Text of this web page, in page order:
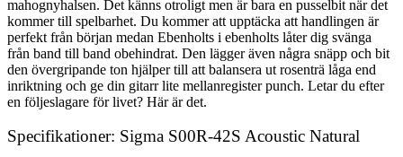
mahognyhalsen. Det känns otroligt men är bara en pusselbit när det
kommer till spelbarhet. Du kommer att upptäcka att handlingen är
perfekt från början medan Ebenholts i ebenholts låter dig svänga
från band till band obehindrat. Den lägger även några snäpp och bit
den övergripande ton hjälper till att balansera ut rosenträ låga end
inriktning och ge din gitarr lite mellanregister punch. Letar du efter
en följeslagare för livet? Här är det.
Specifikationer: Sigma S00R-42S Acoustic Natural